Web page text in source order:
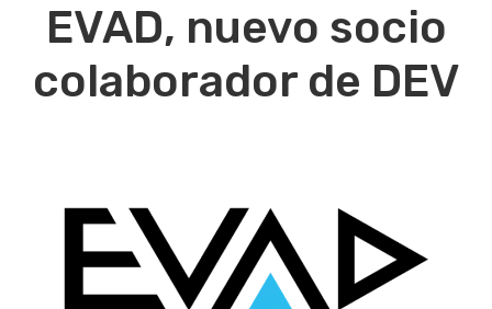
EVAD, nuevo socio
colaborador de DEV